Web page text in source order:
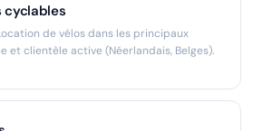
cyclables
de vélos dans les principaux
et clientèle active (Néerlandais, Belges).